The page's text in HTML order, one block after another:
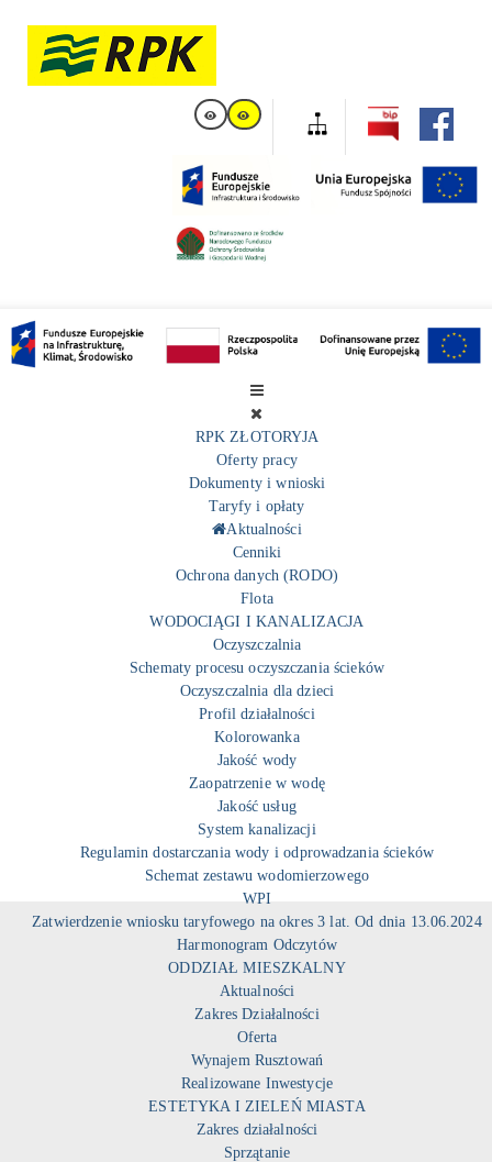
RPK ZŁOTORYJA
Oferty pracy
Dokumenty i wnioski
Taryfy i opłaty
Aktualności
Cenniki
Ochrona danych (RODO)
Flota
WODOCIĄGI I KANALIZACJA
Oczyszczalnia
Schematy procesu oczyszczania ścieków
Oczyszczalnia dla dzieci
Profil działalności
Kolorowanka
Jakość wody
Zaopatrzenie w wodę
Jakość usług
System kanalizacji
Regulamin dostarczania wody i odprowadzania ścieków
Schemat zestawu wodomierzowego
WPI
Zatwierdzenie wniosku taryfowego na okres 3 lat. Od dnia 13.06.2024
Harmonogram Odczytów
ODDZIAŁ MIESZKALNY
Aktualności
Zakres Działalności
Oferta
Wynajem Rusztowań
Realizowane Inwestycje
ESTETYKA I ZIELEŃ MIASTA
Zakres działalności
Sprzątanie